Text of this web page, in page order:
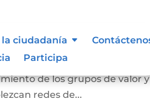
ciudadanía
Participa
con la ciudadanía para la
de los grupos de valor y
redes de...